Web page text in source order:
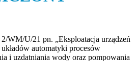
WM/U/21 pn. „Eksploatacja urządzeń
automatyki procesów
i uzdatniania wody oraz pompowania